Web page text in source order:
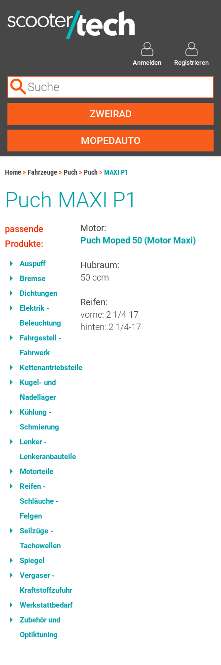
Anmelden Registrieren
ZWEIRAD
MOPEDAUTO
Home Fahrzeuge Puch Puch MAXI P1
Puch MAXI P1
passende
Produkte:
Auspuff
Bremse
Dichtungen
Elektrik -
Beleuchtung
Fahrgestell -
Fahrwerk
Kettenantriebsteile
Kugel- und
Nadellager
Kühlung -
Schmierung
Lenker -
Lenkeranbauteile
Motorteile
Reifen -
Schläuche -
Felgen
Seilzüge -
Tachowellen
Spiegel
Vergaser -
Kraftstoffzufuhr
Werkstattbedarf
Zubehör und
Optiktuning
Motor:
Puch Moped 50 (Motor Maxi)
Hubraum:
50 ccm
Reifen:
vorne: 2 1/4-17
hinten: 2 1/4-17